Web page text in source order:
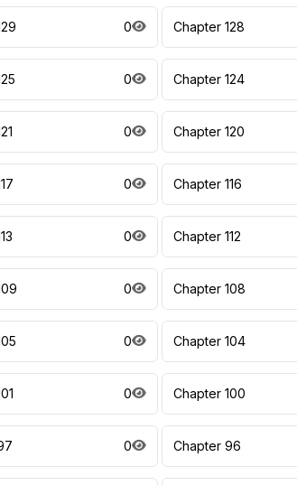
0 Chapter 128
0 Chapter 124
0 Chapter 120
0 Chapter 116
0 Chapter 112
0 Chapter 108
0 Chapter 104
0 Chapter 100
0 Chapter 96